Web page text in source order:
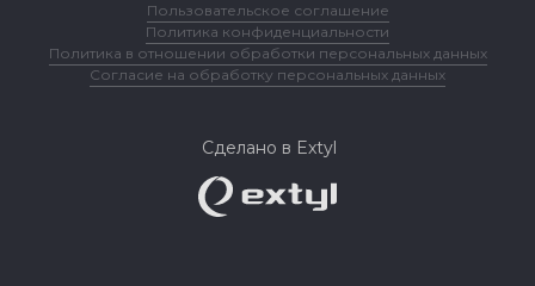
Пользовательское соглашение
Политика конфиденциальности
Политика в отношении обработки персональных данных
Согласие на обработку персональных данных
Сделано в Extyl